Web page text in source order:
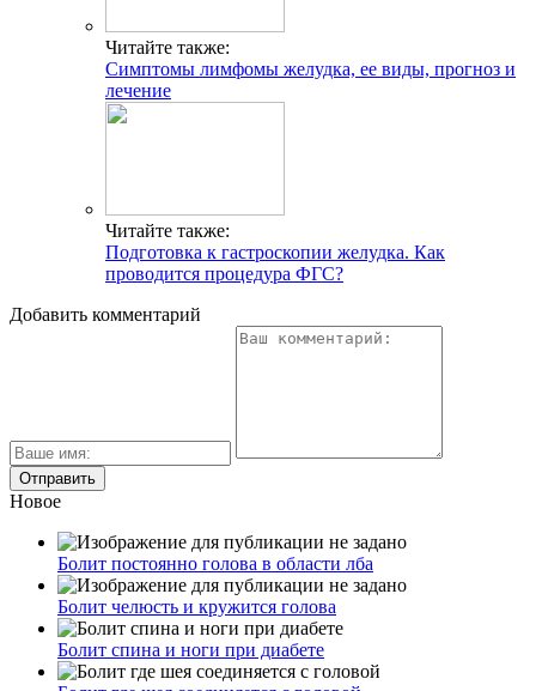
Читайте также:
Симптомы лимфомы желудка, ее виды, прогноз и
лечение
Читайте также:
Подготовка к гастроскопии желудка. Как
проводится процедура ФГС?
Добавить комментарий
Новое
Болит постоянно голова в области лба
Болит челюсть и кружится голова
Болит спина и ноги при диабете